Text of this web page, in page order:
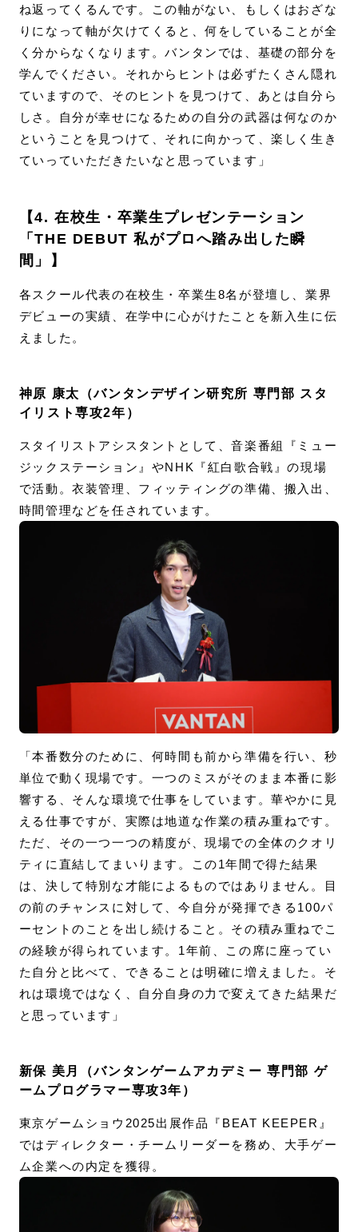
ね返ってくるんです。この軸がない、もしくはおざな
りになって軸が欠けてくると、何をしていることが全
く分からなくなります。バンタンでは、基礎の部分を
学んでください。それからヒントは必ずたくさん隠れ
ていますので、そのヒントを見つけて、あとは自分ら
しさ。自分が幸せになるための自分の武器は何なのか
ということを見つけて、それに向かって、楽しく生き
ていっていただきたいなと思っています」
【4. 在校生・卒業生プレゼンテーション
「THE DEBUT 私がプロへ踏み出した瞬
間」】
各スクール代表の在校生・卒業生8名が登壇し、業界
デビューの実績、在学中に心がけたことを新入生に伝
えました。
神原 康太（バンタンデザイン研究所 専門部 スタ
イリスト専攻2年）
スタイリストアシスタントとして、音楽番組『ミュー
ジックステーション』やNHK『紅白歌合戦』の現場
で活動。衣装管理、フィッティングの準備、搬入出、
時間管理などを任されています。
「本番数分のために、何時間も前から準備を行い、秒
単位で動く現場です。一つのミスがそのまま本番に影
響する、そんな環境で仕事をしています。華やかに見
える仕事ですが、実際は地道な作業の積み重ねです。
ただ、その一つ一つの精度が、現場での全体のクオリ
ティに直結してまいります。この1年間で得た結果
は、決して特別な才能によるものではありません。目
の前のチャンスに対して、今自分が発揮できる100パ
ーセントのことを出し続けること。その積み重ねでこ
の経験が得られています。1年前、この席に座ってい
た自分と比べて、できることは明確に増えました。そ
れは環境ではなく、自分自身の力で変えてきた結果だ
と思っています」
新保 美月（バンタンゲームアカデミー 専門部 ゲ
ームプログラマー専攻3年）
東京ゲームショウ2025出展作品『BEAT KEEPER』
ではディレクター・チームリーダーを務め、大手ゲー
ム企業への内定を獲得。